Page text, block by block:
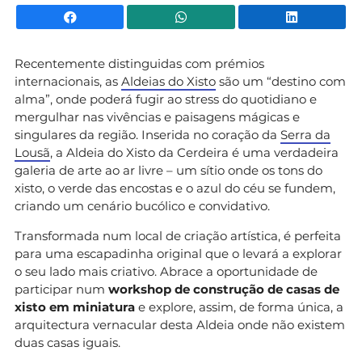
Facebook WhatsApp
Recentemente distinguidas com prémios
internacionais, as Aldeias do Xisto são um “destino com
alma”, onde poderá fugir ao stress do quotidiano e
mergulhar nas vivências e paisagens mágicas e
singulares da região. Inserida no coração da Serra da
Lousã, a Aldeia do Xisto da Cerdeira é uma verdadeira
galeria de arte ao ar livre – um sítio onde os tons do
xisto, o verde das encostas e o azul do céu se fundem,
criando um cenário bucólico e convidativo.
Transformada num local de criação artística, é perfeita
para uma escapadinha original que o levará a explorar
o seu lado mais criativo. Abrace a oportunidade de
participar num workshop de construção de casas de
xisto em miniatura e explore, assim, de forma única, a
arquitectura vernacular desta Aldeia onde não existem
duas casas iguais.